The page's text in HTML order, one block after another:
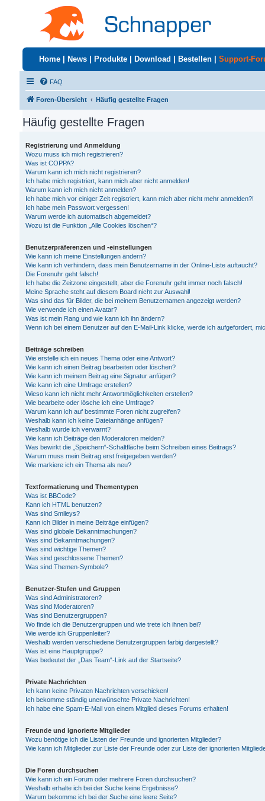
Home News Produkte Download Bestellen Support-
FAQ
Foren-Übersicht Häufig gestellte Fragen
Häufig gestellte Fragen
Registrierung und Anmeldung
Wozu muss ich mich registrieren?
Was ist COPPA?
Warum kann ich mich nicht registrieren?
Ich habe mich registriert, kann mich aber nicht anmelden!
Warum kann ich mich nicht anmelden?
Ich habe mich vor einiger Zeit registriert, kann mich aber nicht mehr anmelden?!
Ich habe mein Passwort vergessen!
Warum werde ich automatisch abgemeldet?
Wozu ist die Funktion „Alle Cookies löschen“?
Benutzerpräferenzen und -einstellungen
Wie kann ich meine Einstellungen ändern?
Wie kann ich verhindern, dass mein Benutzername in der Online-Liste auftaucht?
Die Forenuhr geht falsch!
Ich habe die Zeitzone eingestellt, aber die Forenuhr geht immer noch falsch!
Meine Sprache steht auf diesem Board nicht zur Auswahl!
Was sind das für Bilder, die bei meinem Benutzernamen angezeigt werden?
Wie verwende ich einen Avatar?
Was ist mein Rang und wie kann ich ihn ändern?
Wenn ich bei einem Benutzer auf den E-Mail-Link klicke, werde ich aufgefordert,
Beiträge schreiben
Wie erstelle ich ein neues Thema oder eine Antwort?
Wie kann ich einen Beitrag bearbeiten oder löschen?
Wie kann ich meinem Beitrag eine Signatur anfügen?
Wie kann ich eine Umfrage erstellen?
Wieso kann ich nicht mehr Antwortmöglichkeiten erstellen?
Wie bearbeite oder lösche ich eine Umfrage?
Warum kann ich auf bestimmte Foren nicht zugreifen?
Weshalb kann ich keine Dateianhänge anfügen?
Weshalb wurde ich verwarnt?
Wie kann ich Beiträge den Moderatoren melden?
Was bewirkt die „Speichern“-Schaltfläche beim Schreiben eines Beitrags?
Warum muss mein Beitrag erst freigegeben werden?
Wie markiere ich ein Thema als neu?
Textformatierung und Thementypen
Was ist BBCode?
Kann ich HTML benutzen?
Was sind Smileys?
Kann ich Bilder in meine Beiträge einfügen?
Was sind globale Bekanntmachungen?
Was sind Bekanntmachungen?
Was sind wichtige Themen?
Was sind geschlossene Themen?
Was sind Themen-Symbole?
Benutzer-Stufen und Gruppen
Was sind Administratoren?
Was sind Moderatoren?
Was sind Benutzergruppen?
Wo finde ich die Benutzergruppen und wie trete ich ihnen bei?
Wie werde ich Gruppenleiter?
Weshalb werden verschiedene Benutzergruppen farbig dargestellt?
Was ist eine Hauptgruppe?
Was bedeutet der „Das Team“-Link auf der Startseite?
Private Nachrichten
Ich kann keine Privaten Nachrichten verschicken!
Ich bekomme ständig unerwünschte Private Nachrichten!
Ich habe eine Spam-E-Mail von einem Mitglied dieses Forums erhalten!
Freunde und ignorierte Mitglieder
Wozu benötige ich die Listen der Freunde und ignorierten Mitglieder?
Wie kann ich Mitglieder zur Liste der Freunde oder zur Liste der ignorierten
Die Foren durchsuchen
Wie kann ich ein Forum oder mehrere Foren durchsuchen?
Weshalb erhalte ich bei der Suche keine Ergebnisse?
Warum bekomme ich bei der Suche eine leere Seite?